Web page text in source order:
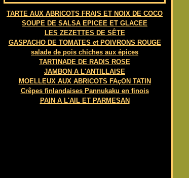
TARTE AUX ABRICOTS FRAIS ET NOIX DE COCO
SOUPE DE SALSA EPICEE ET GLACEE
LES ZEZETTES DE SÊTE
GASPACHO DE TOMATES et POIVRONS ROUGE
salade de pois chiches aux épices
TARTINADE DE RADIS ROSE
JAMBON A L'ANTILLAISE
MOELLEUX AUX ABRICOTS FAçON TATIN
Crêpes finlandaises Pannukaku en finois
PAIN A L'AIL ET PARMESAN